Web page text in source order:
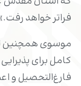
فراتر خواهد
موسوی همچنین
کامل برای
فارغ‌التحصیل و